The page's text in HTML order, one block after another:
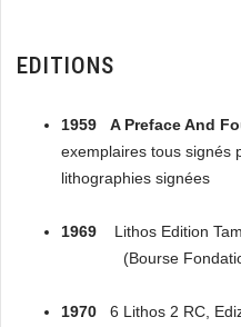
EDITIONS
1959 A Preface And
exemplaires tous signés
lithographies signées
1969 Lithos Edition
(Bourse Fondation
1970 6 Lithos 2 RC,